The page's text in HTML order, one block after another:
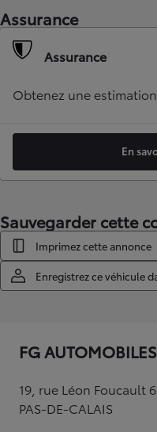
Assurance
Assurance
Obtenez une
En
Sauvegarder cette
Imprimez cette annonce
Enregistrez ce véhicule
FG
19, rue Léon Foucault
PAS-DE-CALAIS